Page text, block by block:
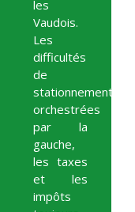
les
Vaudois.
Les
difficultés
de
stationnement
orchestrées
par la
gauche,
les taxes
et les
impôts